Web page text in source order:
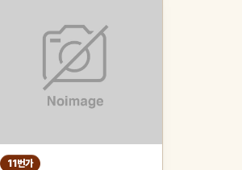
11번가